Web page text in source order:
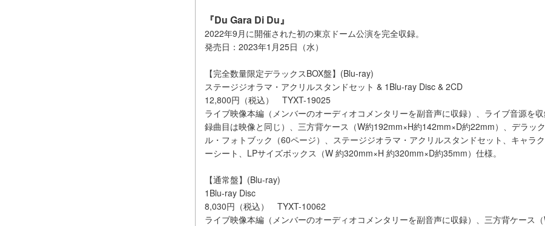
『Du Gara Di Du』
2022年9月に開催された初の東京ドーム公演を完全収録。
発売日：2023年1月25日（水）
【完全数量限定デラックスBOX盤】(Blu-ray)
ステージジオラマ・アクリルスタンドセット & 1Blu-ray Disc & 2CD
12,800円（税込） TYXT-19025
ライブ映像本編（メンバーのオーディオコメンタリーを副音声に収録）、ライブ音源を
録曲目は映像と同じ）、三方背ケース（W約192mm×H約142mm×D約22mm）、デラッ
ル・フォトブック（60ページ）、ステージジオラマ・アクリルスタンドセット、キャラ
ーシート、LPサイズボックス（W 約320mm×H 約320mm×D約35mm）仕様。
【通常盤】(Blu-ray)
1Blu-ray Disc
8,030円（税込） TYXT-10062
ライブ映像本編（メンバーのオーディオコメンタリーを副音声に収録）、三方背ケース